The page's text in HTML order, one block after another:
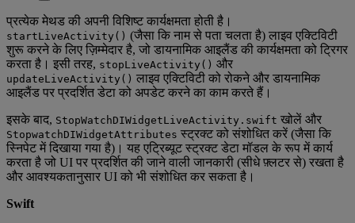
प्रत्येक मेथड की अपनी विशिष्ट कार्यक्षमता होती है।
startLiveActivity() (जैसा कि नाम से पता चलता है) लाइव एक्टिविटी
शुरू करने के लिए ज़िम्मेदार है, जो डायनामिक आइलैंड की कार्यक्षमता को ट्रिगर
करता है। इसी तरह, stopLiveActivity() और
updateLiveActivity() लाइव एक्टिविटी को रोकने और डायनामिक
आइलैंड पर प्रदर्शित डेटा को अपडेट करने का काम करते हैं।
इसके बाद, StopWatchDIWidgetLiveActivity.swift खोलें और
StopwatchDIWidgetAttributes स्ट्रक्ट को संशोधित करें (जैसा कि
स्निपेट में दिखाया गया है)। यह एट्रिब्यूट स्ट्रक्ट डेटा मॉडल के रूप में कार्य
करता है जो UI पर प्रदर्शित की जाने वाली जानकारी (सीधे फ़्लटर से) रखता है
और आवश्यकतानुसार UI को भी संशोधित कर सकता है।
Swift